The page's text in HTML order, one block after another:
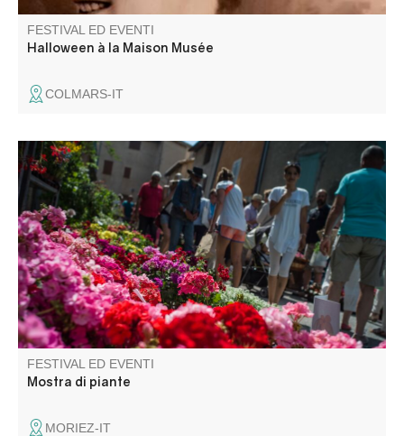
FESTIVAL ED EVENTI
Halloween à la Maison Musée
COLMARS-IT
L'associazione Fleur de Sel, che organizza l'evento,
moltiplica gli sforzi e l'inventiva, trasformando le strade del
villaggio in un vero e proprio vivaio di fiori a cielo aperto!
FESTIVAL ED EVENTI
Mostra di piante
MORIEZ-IT